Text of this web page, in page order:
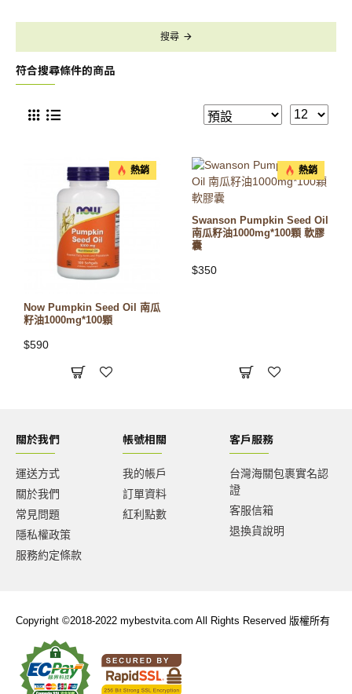
搜尋
符合搜尋條件的商品
熱銷
Now Pumpkin Seed Oil 南瓜
籽油1000mg*100顆
$590
熱銷
Swanson Pumpkin Seed Oil
南瓜籽油1000mg*100顆 軟膠
囊
$350
關於我們
運送方式
關於我們
常見問題
隱私權政策
服務約定條款
帳號相關
我的帳戶
訂單資料
紅利點數
客戶服務
台灣海關包裹實名認
證
客服信箱
退換貨說明
Copyright ©2018-2022 mybestvita.com All Rights Reserved 版權所有